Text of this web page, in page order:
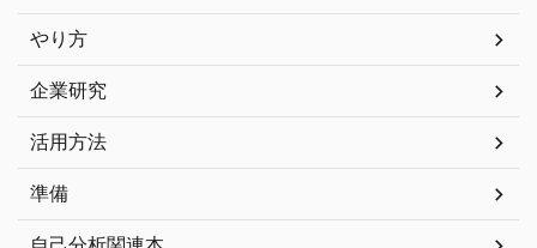
やり方
企業研究
活用方法
準備